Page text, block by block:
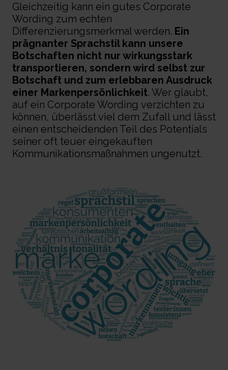
Gleichzeitig kann ein gutes Corporate
Wording zum echten
Differenzierungsmerkmal werden. Ein
prägnanter Sprachstil kann unsere
Botschaften nicht nur wirkungsstark
transportieren, sondern wird selbst zur
Botschaft und zum erlebbaren Ausdruck
einer Markenpersönlichkeit. Wer glaubt,
auf ein Corporate Wording verzichten zu
können, überlässt viel dem Zufall und lässt
einen entscheidenden Teil des Potentials
seiner oft teuer eingekauften
Kommunikationsmaßnahmen ungenutzt.